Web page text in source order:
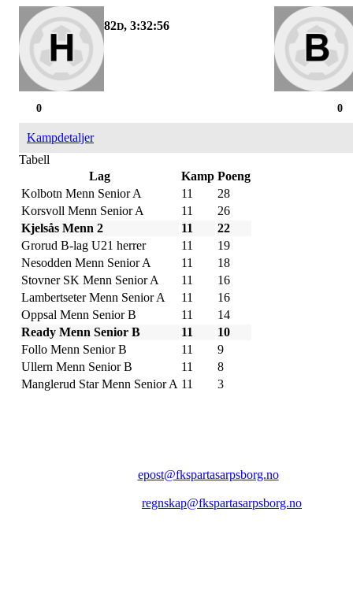
82D, 3:32:56
0
0
Kampdetaljer
Tabell
Lag
Kamp Poeng
Kolbotn Menn Senior A
11
28
Korsvoll Menn Senior A
11
26
Kjelsås Menn 2
11
22
Grorud B-lag U21 herrer
11
19
Nesodden Menn Senior A
11
18
Stovner SK Menn Senior A
11
16
Lambertseter Menn Senior A
11
16
Oppsal Menn Senior B
11
14
Ready Menn Senior B
11
10
Follo Menn Senior B
11
9
Ullern Menn Senior B
11
8
Manglerud Star Menn Senior A 11 3
epost@fkspartasarpsborg.no
regnskap@fkspartasarpsborg.no